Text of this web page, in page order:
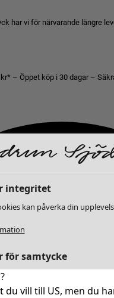
har vi för närvarande längre
– Öppet köp i 30 dagar –
du vill till US, men du
integritet
kan påverka din
för samtycke
cookies